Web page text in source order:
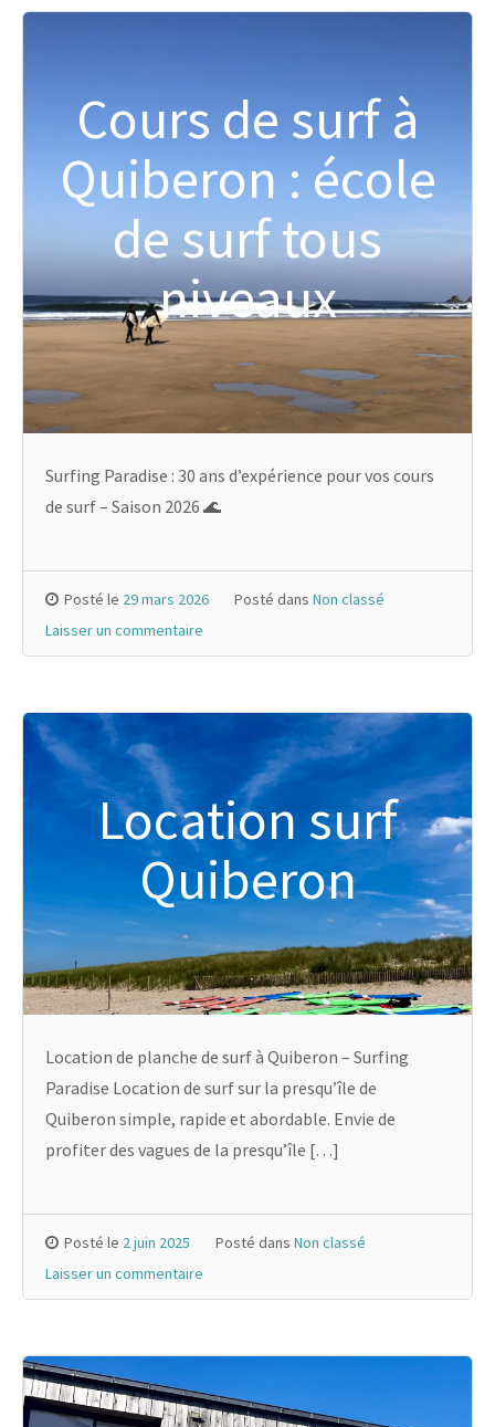
Cours de surf à
Quiberon : école
de surf tous
niveaux
Surfing Paradise : 30 ans d’expérience pour vos cours
de surf – Saison 2026 🌊
Posté le 29 mars 2026 Posté dans Non classé
Laisser un commentaire
Location surf
Quiberon
Location de planche de surf à Quiberon – Surfing
Paradise Location de surf sur la presqu’île de
Quiberon simple, rapide et abordable. Envie de
profiter des vagues de la presqu’île […]
Posté le 2 juin 2025 Posté dans Non classé
Laisser un commentaire